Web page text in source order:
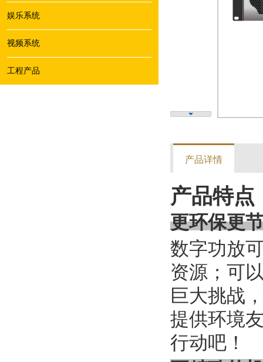
娱乐系统
视频系统
工程产品
产品详情
产品特点
更环保更
数字功放
资源；可
巨大挑战
提供环境
行动吧！